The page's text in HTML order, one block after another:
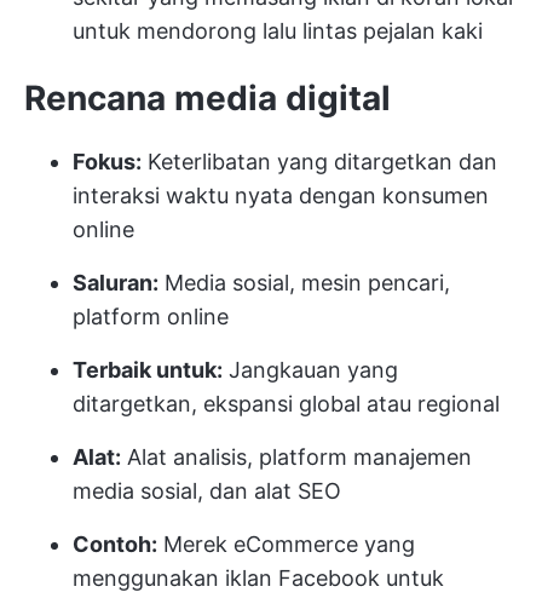
untuk mendorong lalu lintas pejalan kaki
Rencana media digital
Fokus: Keterlibatan yang ditargetkan dan
interaksi waktu nyata dengan konsumen
online
Saluran: Media sosial, mesin pencari,
platform online
Terbaik untuk: Jangkauan yang
ditargetkan, ekspansi global atau regional
Alat: Alat analisis, platform manajemen
media sosial, dan alat SEO
Contoh: Merek eCommerce yang
menggunakan iklan Facebook untuk